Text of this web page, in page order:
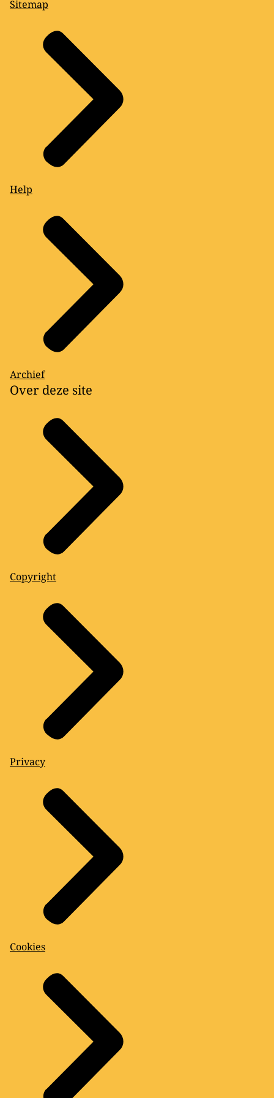
Sitemap
Help
Archief
Over deze site
Copyright
Privacy
Cookies